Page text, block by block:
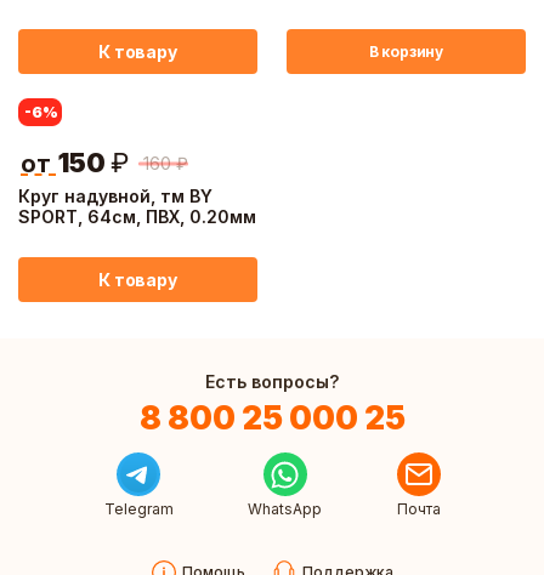
К товару В корзину
Круг надувной, тм BY
SPORT, 64см, ПВХ, 0.20мм
-6%
160 ₽
от 150 ₽
К товару
Есть вопросы?
8 800 25 000 25
Telegram WhatsApp Почта